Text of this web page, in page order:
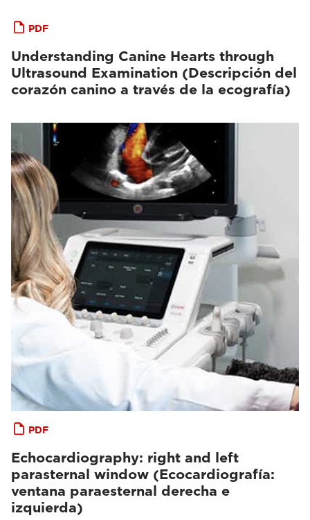
PDF
Understanding Canine Hearts through
Ultrasound Examination (Descripción del
corazón canino a través de la ecografía)
PDF
Echocardiography: right and left
parasternal window (Ecocardiografía:
ventana paraesternal derecha e
izquierda)